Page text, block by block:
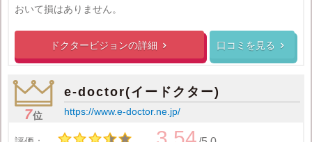
おいて損はありません。
ドクタービジョンの詳細  口コミを見る 
7位
e-doctor(イードクター)
https://www.e-doctor.ne.jp/